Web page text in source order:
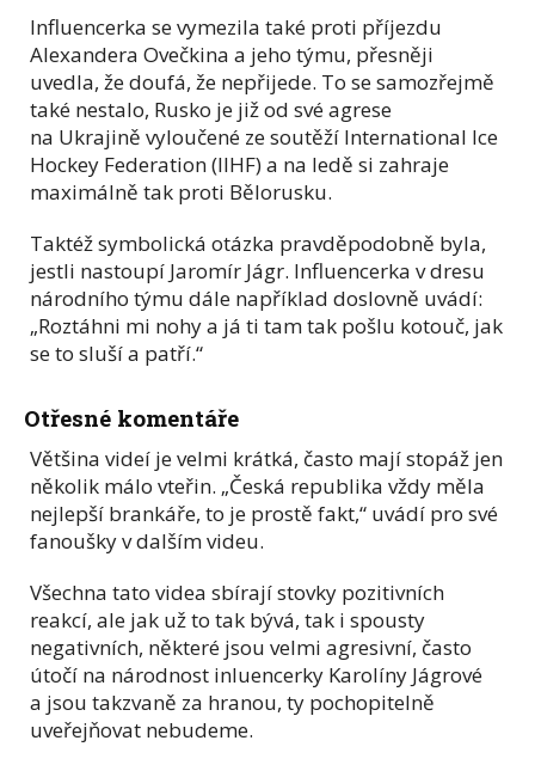
Influencerka se vymezila také proti příjezdu
Alexandera Ovečkina a jeho týmu, přesněji
uvedla, že doufá, že nepřijede. To se samozřejmě
také nestalo, Rusko je již od své agrese
na Ukrajině vyloučené ze soutěží International Ice
Hockey Federation (IIHF) a na ledě si zahraje
maximálně tak proti Bělorusku.
Taktéž symbolická otázka pravděpodobně byla,
jestli nastoupí Jaromír Jágr. Influencerka v dresu
národního týmu dále například doslovně uvádí:
„Roztáhni mi nohy a já ti tam tak pošlu kotouč, jak
se to sluší a patří.“
Otřesné komentáře
Většina videí je velmi krátká, často mají stopáž jen
několik málo vteřin. „Česká republika vždy měla
nejlepší brankáře, to je prostě fakt,“ uvádí pro své
fanoušky v dalším videu.
Všechna tato videa sbírají stovky pozitivních
reakcí, ale jak už to tak bývá, tak i spousty
negativních, některé jsou velmi agresivní, často
útočí na národnost inluencerky Karolíny Jágrové
a jsou takzvaně za hranou, ty pochopitelně
uveřejňovat nebudeme.